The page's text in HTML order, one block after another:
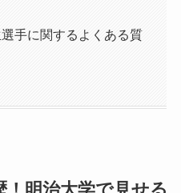
手に関するよくある質